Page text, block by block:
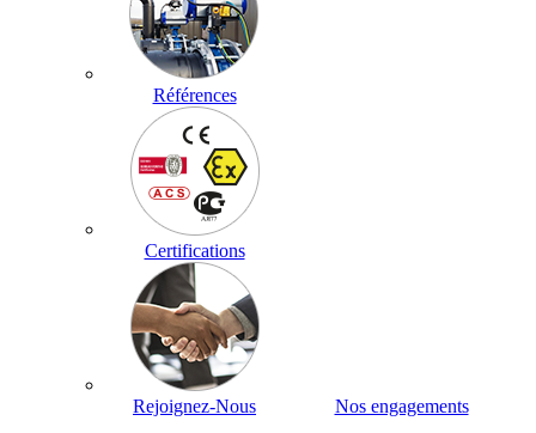
Références
Certifications
Rejoignez-Nous
Nos engagements